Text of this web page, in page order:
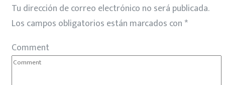
Tu dirección de correo electrónico no será publicada.
Los campos obligatorios están marcados con *
Comment